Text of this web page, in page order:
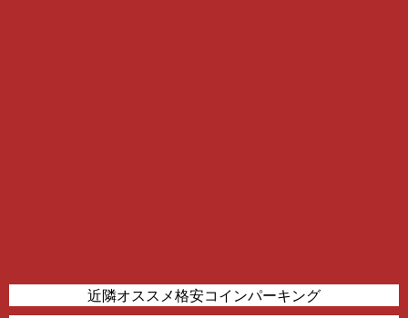
近隣オススメ格安コインパーキング